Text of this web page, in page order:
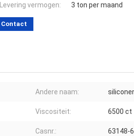
Levering vermogen:
3 ton per maand
Contact
Andere naam:
Viscositeit: 6500 ct
Casnr.: 63148-